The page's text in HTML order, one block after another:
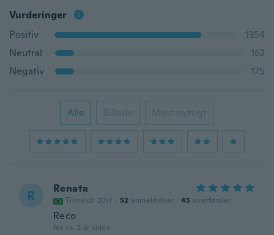
Vurderinger
Positiv
1354
Neutral
162
Negativ
175
Alle Billede Mest nyttigt
R Renata
Tilmeldt 2017 · 52 anmeldelser · 45 overførsler
Reco
for ca. 2 år siden